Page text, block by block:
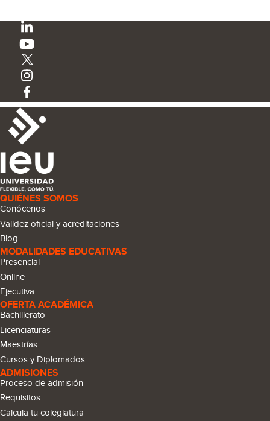
QUIÉNES SOMOS
Conócenos
Validez oficial y acreditaciones
Blog
MODALIDADES EDUCATIVAS
Presencial
Online
Ejecutiva
OFERTA ACADÉMICA
Bachillerato
Licenciaturas
Maestrías
Cursos y Diplomados
ADMISIONES
Proceso de admisión
Requisitos
Calcula tu colegiatura